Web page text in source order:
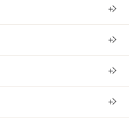
＋
＋
＋
＋